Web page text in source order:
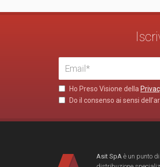
Ho Preso Visione della
Do il consenso ai sensi
Asit SpA è un punto